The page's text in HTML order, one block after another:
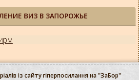
ВИЗ В ЗАПОРОЖЬЕ
із сайту гіперпосилання на "ЗаБор"